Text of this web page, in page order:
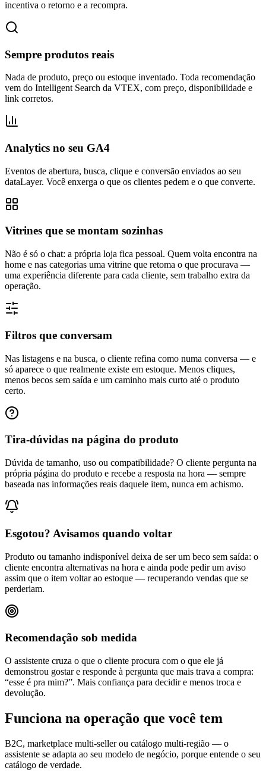
incentiva o retorno e a recompra.
Sempre produtos reais
Nada de produto, preço ou estoque inventado. Toda recomendação
vem do Intelligent Search da VTEX, com preço, disponibilidade e
link corretos.
Analytics no seu GA4
Eventos de abertura, busca, clique e conversão enviados ao seu
dataLayer. Você enxerga o que os clientes pedem e o que converte.
Vitrines que se montam sozinhas
Não é só o chat: a própria loja fica pessoal. Quem volta encontra na
home e nas categorias uma vitrine que retoma o que procurava —
uma experiência diferente para cada cliente, sem trabalho extra da
operação.
Filtros que conversam
Nas listagens e na busca, o cliente refina como numa conversa — e
só aparece o que realmente existe em estoque. Menos cliques,
menos becos sem saída e um caminho mais curto até o produto
certo.
Tira-dúvidas na página do produto
Dúvida de tamanho, uso ou compatibilidade? O cliente pergunta na
própria página do produto e recebe a resposta na hora — sempre
baseada nas informações reais daquele item, nunca em achismo.
Esgotou? Avisamos quando voltar
Produto ou tamanho indisponível deixa de ser um beco sem saída: o
cliente encontra alternativas na hora e ainda pode pedir um aviso
assim que o item voltar ao estoque — recuperando vendas que se
perderiam.
Recomendação sob medida
O assistente cruza o que o cliente procura com o que ele já
demonstrou gostar e responde à pergunta que mais trava a compra:
“esse é pra mim?”. Mais confiança para decidir e menos troca e
devolução.
Funciona na operação que você tem
B2C, marketplace multi-seller ou catálogo multi-região — o
assistente se adapta ao seu modelo de negócio, porque entende o seu
catálogo de verdade.